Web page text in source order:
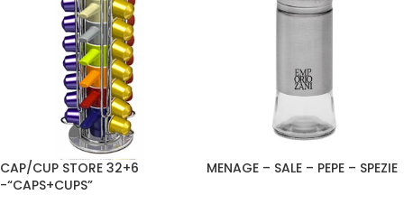
CAP/CUP STORE 32+6
-“CAPS+CUPS”
MENAGE – SALE – PEPE – SPEZIE